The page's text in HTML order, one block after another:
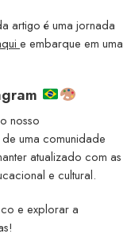
artigo é uma jornada
e embarque em uma
nosso
uma comunidade
atualizado com as
e cultural.
e explorar a